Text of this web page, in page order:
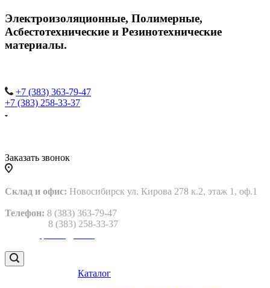
Электроизоляционные, Полимерные,
Асбестотехнические и Резинотехнические
материалы.
+7 (383) 363-79-47
+7 (383) 258-33-37
Заказать звонок
Склад и офис: Новосибирск ул. Кирова 278 к.2, этаж 1, оф.1
Телефон: 8 (383) 363-79-47
8 (383) 258-33-37
Каталог